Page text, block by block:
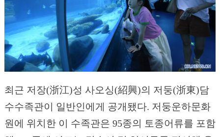
최근 저장(浙江)성 사오싱(紹興)의 저둥(浙東)담
수수족관이 일반인에게 공개됐다. 저둥운하문화
원에 위치한 이 수족관은 95종의 토종어류를 포함